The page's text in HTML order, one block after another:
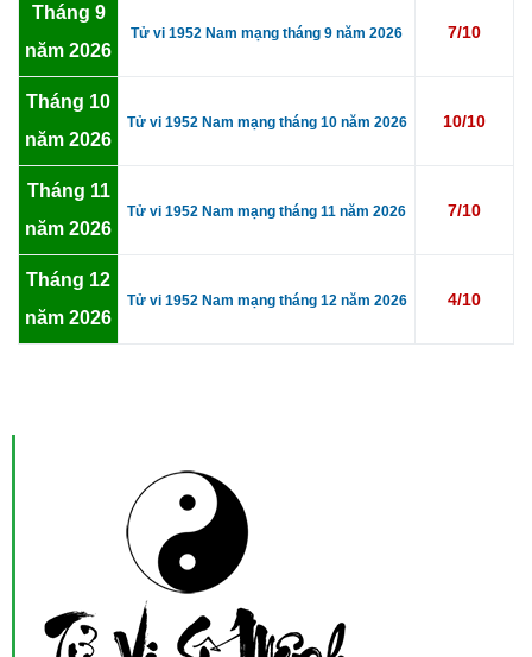
Tháng 9
năm 2026
Tử vi 1952 Nam mạng tháng 9 năm 2026 7/10
Tháng 10
năm 2026
Tử vi 1952 Nam mạng tháng 10 năm 2026 10/10
Tháng 11
năm 2026
Tử vi 1952 Nam mạng tháng 11 năm 2026 7/10
Tháng 12
năm 2026
Tử vi 1952 Nam mạng tháng 12 năm 2026 4/10